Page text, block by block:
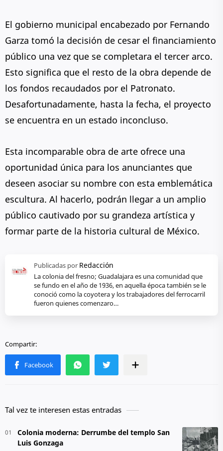
El gobierno municipal encabezado por Fernando
Garza tomó la decisión de cesar el financiamiento
público una vez que se completara el tercer arco.
Esto significa que el resto de la obra depende de
los fondos recaudados por el Patronato.
Desafortunadamente, hasta la fecha, el proyecto
se encuentra en un estado inconcluso.
Esta incomparable obra de arte ofrece una
oportunidad única para los anunciantes que
deseen asociar su nombre con esta emblemática
escultura. Al hacerlo, podrán llegar a un amplio
público cautivado por su grandeza artística y
formar parte de la historia cultural de México.
La colonia del fresno; Guadalajara es una comunidad que
se fundo en el año de 1936, en aquella época también se le
conoció como la coyotera y los trabajadores del ferrocarril
fueron quienes comenzaro…
Tal vez te interesen estas entradas
Colonia moderna: Derrumbe del templo San
Luis Gonzaga